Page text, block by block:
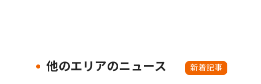
他のエリアのニュース 新着記事